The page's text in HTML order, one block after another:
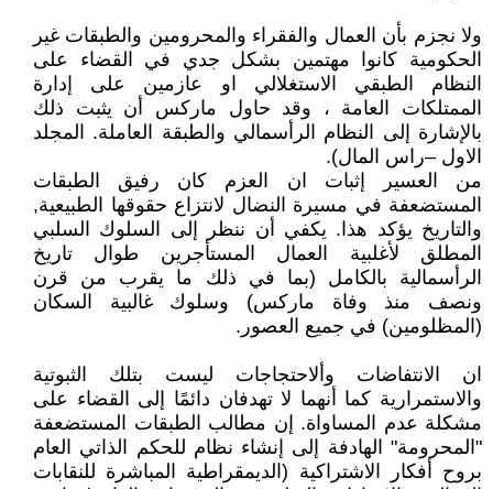
ولا نجزم بأن العمال والفقراء والمحرومين والطبقات غير
الحكومية كانوا مهتمين بشكل جدي في القضاء على
النظام الطبقي الاستغلالي او عازمين على إدارة
الممتلكات العامة ، وقد حاول ماركس أن يثبت ذلك
بالإشارة إلى النظام الرأسمالي والطبقة العاملة. المجلد
الاول –راس المال).
من العسير إثبات ان العزم كان رفيق الطبقات
المستضعفة في مسيرة النضال لانتزاع حقوقها الطبيعية,
والتاريخ يؤكد هذا. يكفي أن ننظر إلى السلوك السلبي
المطلق لأغلبية العمال المستأجرين طوال تاريخ
الرأسمالية بالكامل (بما في ذلك ما يقرب من قرن
ونصف منذ وفاة ماركس) وسلوك غالبية السكان
(المظلومين) في جميع العصور.
ان الانتفاضات وألاحتجاجات ليست بتلك الثبوتية
والاستمرارية كما أنهما لا تهدفان دائمًا إلى القضاء على
مشكلة عدم المساواة. إن مطالب الطبقات المستضعفة
"المحرومة" الهادفة إلى إنشاء نظام للحكم الذاتي العام
بروح أفكار الاشتراكية (الديمقراطية المباشرة للنقابات